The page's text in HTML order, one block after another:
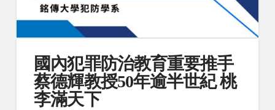
國內犯罪防治教育重要推手
蔡德輝教授50年逾半世紀 桃
李滿天下